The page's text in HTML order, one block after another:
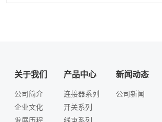
关于我们
公司简介
企业文化
产品中心
连接器系列
开关系列
新闻动态
公司新闻